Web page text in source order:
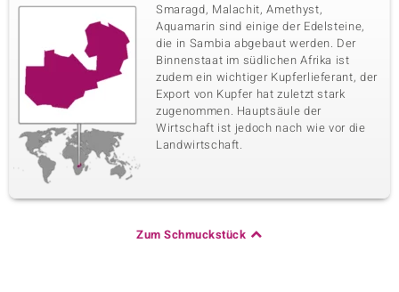
Smaragd, Malachit, Amethyst,
Aquamarin sind einige der Edelsteine,
die in Sambia abgebaut werden. Der
Binnenstaat im südlichen Afrika ist
zudem ein wichtiger Kupferlieferant, der
Export von Kupfer hat zuletzt stark
zugenommen. Hauptsäule der
Wirtschaft ist jedoch nach wie vor die
Landwirtschaft.
Zum Schmuckstück